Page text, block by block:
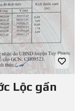
Lộc gần